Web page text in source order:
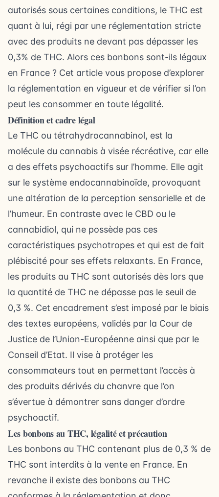
autorisés sous certaines conditions, le THC est
quant à lui, régi par une réglementation stricte
avec des produits ne devant pas dépasser les
0,3% de THC. Alors ces bonbons sont-ils légaux
en France ? Cet article vous propose d’explorer
la réglementation en vigueur et de vérifier si l’on
peut les consommer en toute légalité.
Définition et cadre légal
Le THC ou tétrahydrocannabinol, est la
molécule du cannabis à visée récréative, car elle
a des effets psychoactifs sur l’homme. Elle agit
sur le système endocannabinoïde, provoquant
une altération de la perception sensorielle et de
l’humeur. En contraste avec le CBD ou le
cannabidiol, qui ne possède pas ces
caractéristiques psychotropes et qui est de fait
plébiscité pour ses effets relaxants. En France,
les produits au THC sont autorisés dès lors que
la quantité de THC ne dépasse pas le seuil de
0,3 %. Cet encadrement s’est imposé par le biais
des textes européens, validés par la Cour de
Justice de l’Union-Européenne ainsi que par le
Conseil d’Etat. Il vise à protéger les
consommateurs tout en permettant l’accès à
des produits dérivés du chanvre que l’on
s’évertue à démontrer sans danger d’ordre
psychoactif.
Les bonbons au THC, légalité et précaution
Les bonbons au THC contenant plus de 0,3 % de
THC sont interdits à la vente en France. En
revanche il existe des bonbons au THC